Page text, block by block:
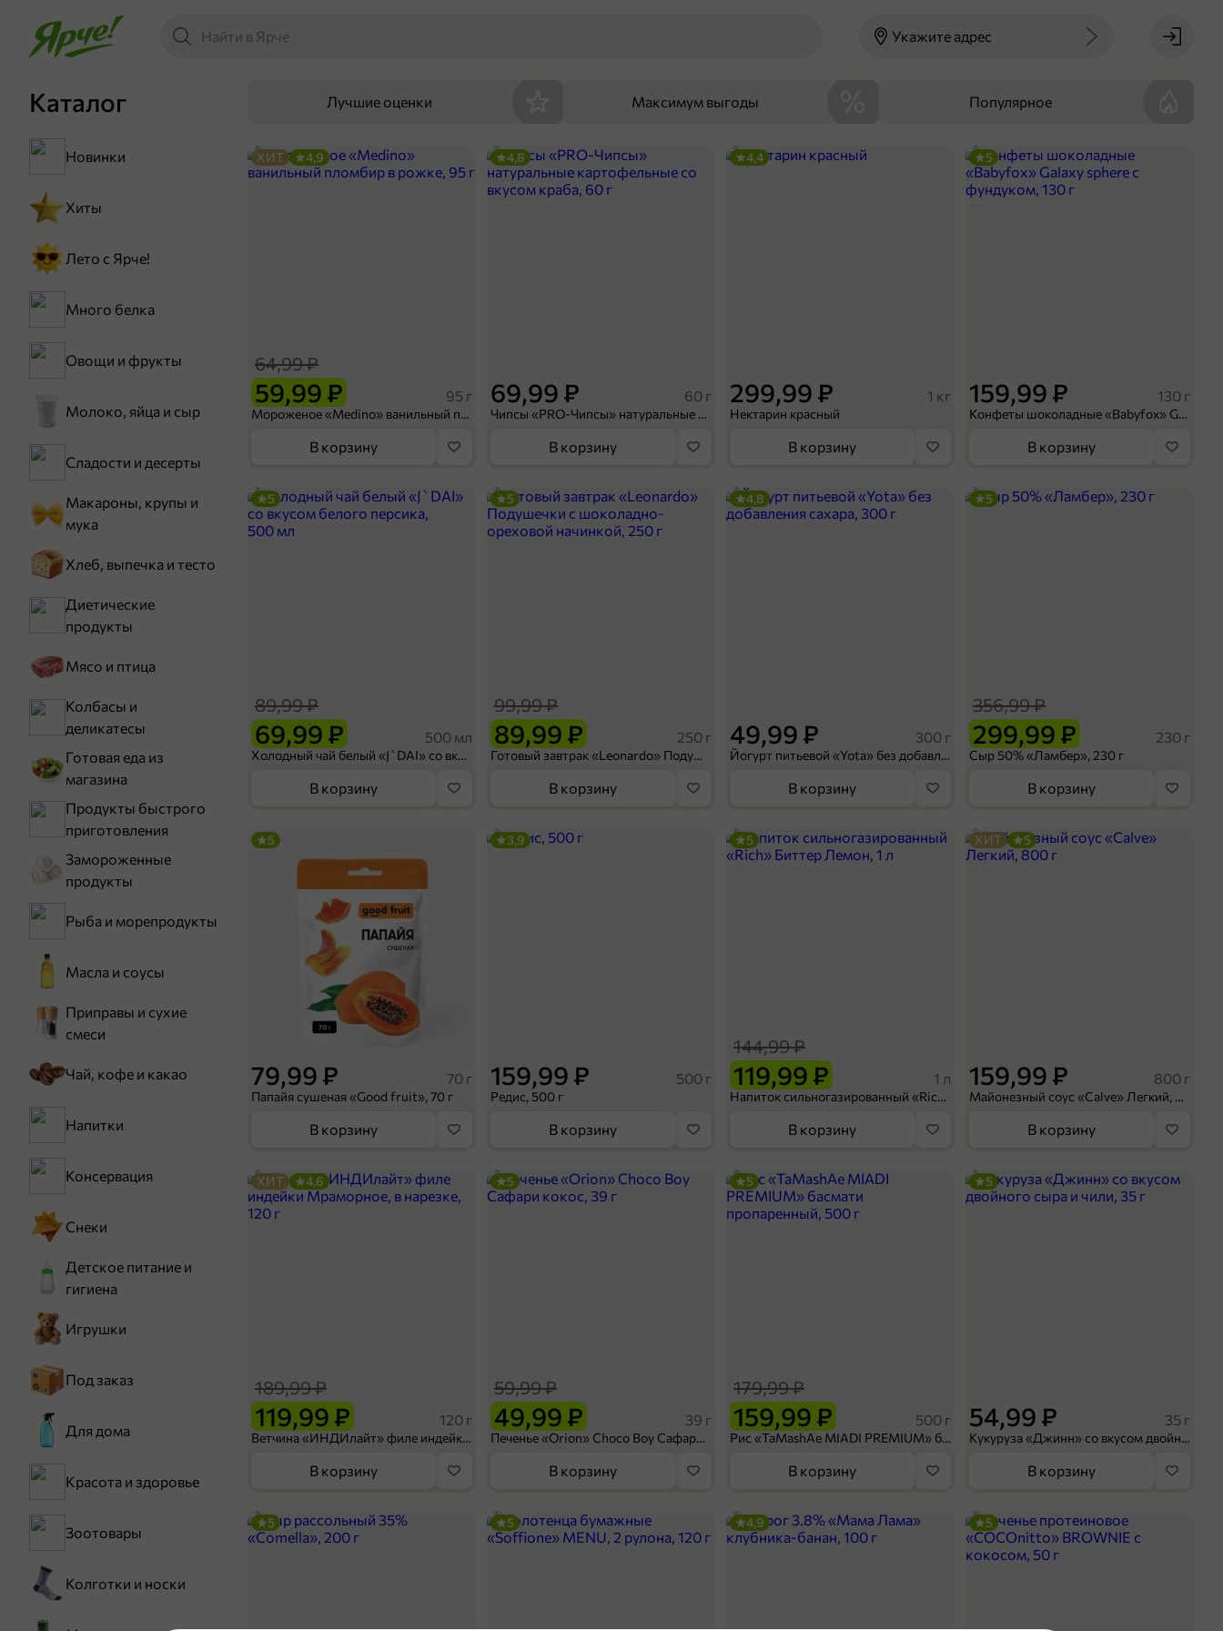
Укажите адрес
Каталог
Новинки
Хиты
Лето с Ярче!
Много белка
Овощи и фрукты
Молоко, яйца и сыр
Сладости и десерты
Макароны, крупы и
мука
Хлеб, выпечка и тесто
Диетические
продукты
Мясо и птица
Колбасы и
деликатесы
Готовая еда из
магазина
Продукты быстрого
приготовления
Замороженные
продукты
Рыба и морепродукты
Масла и соусы
Приправы и сухие
смеси
Чай, кофе и какао
Напитки
Консервация
Снеки
Детское питание и
гигиена
Игрушки
Под заказ
Для дома
Красота и здоровье
Зоотовары
Колготки и носки
Лучшие оценки Максимум выгоды Популярное
59,99 ₽
64,99 ₽
95 г
Мороженое «Medino» ванильный пломбир в рожке, 95 г
ХИТ 4,9
В корзину
69,99 ₽ 60 г
Чипсы «PRO-Чипсы» натуральные картофельные со вкусом краба, 60 г
4,8
В корзину
299,99 ₽ 1 кг
Нектарин красный
4,4
В корзину
159,99 ₽ 130 г
Конфеты шоколадные «Babyfox» Galaxy sphere с фундуком, 130 г
5
В корзину
69,99 ₽
89,99 ₽
500 мл
Холодный чай белый «J`DAI» со вкусом белого персика, 500 мл
5
В корзину
89,99 ₽
99,99 ₽
250 г
Готовый завтрак «Leonardo» Подушечки с шоколадно-ореховой начинкой, 250 г
5
В корзину
49,99 ₽ 300 г
Йогурт питьевой «Yota» без добавления сахара, 300 г
4,8
В корзину
299,99 ₽
356,99 ₽
230 г
Сыр 50% «Ламбер», 230 г
5
В корзину
79,99 ₽ 70 г
Папайя сушеная «Good fruit», 70 г
5
В корзину
159,99 ₽ 500 г
Редис, 500 г
3,9
В корзину
119,99 ₽
144,99 ₽
1 л
Напиток сильногазированный «Rich» Биттер Лемон, 1 л
5
В корзину
159,99 ₽ 800 г
Майонезный соус «Calve» Легкий, 800 г
ХИТ 5
В корзину
119,99 ₽
189,99 ₽
120 г
Ветчина «ИНДИлайт» филе индейки Мраморное, в нарезке, 120 г
ХИТ 4,6
В корзину
49,99 ₽
59,99 ₽
39 г
Печенье «Orion» Choco Boy Сафари кокос, 39 г
5
В корзину
159,99 ₽
179,99 ₽
500 г
Рис «TaMashAe MIADI PREMIUM» басмати пропаренный, 500 г
5
В корзину
54,99 ₽ 35 г
Кукуруза «Джинн» со вкусом двойного сыра и чили, 35 г
5
В корзину
5 5 4,9 5